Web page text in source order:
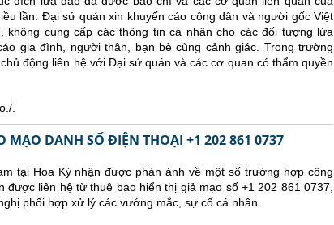
lần. Đại sứ quán xin khuyến cáo công dân và người gốc Việt
không cung cấp các thông tin cá nhân cho các đối tượng lừa
gia đình, người thân, bạn bè cùng cảnh giác. Trong trường
động liên hệ với Đại sứ quán và các cơ quan có thẩm quyền
.
MẠO DANH SỐ ĐIỆN THOẠI +1 202 861 0737
tại Hoa Kỳ nhận được phản ánh về một số trường hợp công
được liên hệ từ thuê bao hiển thị giả mạo số +1 202 861 0737,
phối hợp xử lý các vướng mắc, sự cố cá nhân.